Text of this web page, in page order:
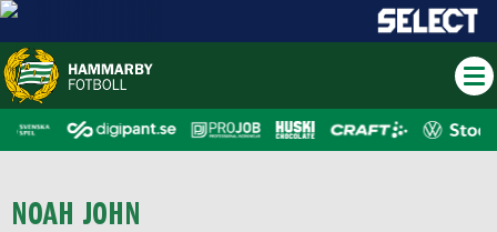
NOAH JOHN